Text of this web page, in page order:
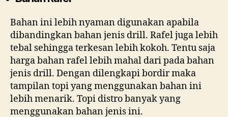
Bahan ini lebih nyaman digunakan apabila
dibandingkan bahan jenis drill. Rafel juga lebih
tebal sehingga terkesan lebih kokoh. Tentu saja
harga bahan rafel lebih mahal dari pada bahan
jenis drill. Dengan dilengkapi bordir maka
tampilan topi yang menggunakan bahan ini
lebih menarik. Topi distro banyak yang
menggunakan bahan jenis ini.